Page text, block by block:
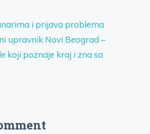
i prijava problema
upravnik Novi Beograd –
koji poznaje kraj i zna sa